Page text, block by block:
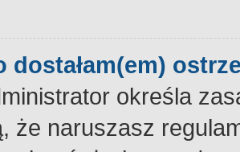
dostałam(em)
określa
że naruszasz